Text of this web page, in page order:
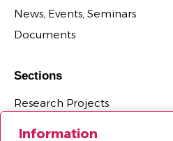
Information
News, Events, Seminars
Documents
Sections
Research Projects